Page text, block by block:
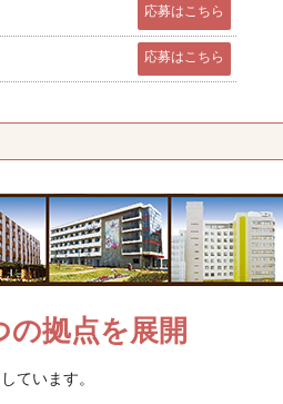
応募はこちら
応募はこちら
の拠点を展開
ています。